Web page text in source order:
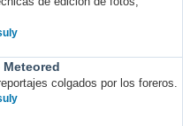
colgados por los foreros.